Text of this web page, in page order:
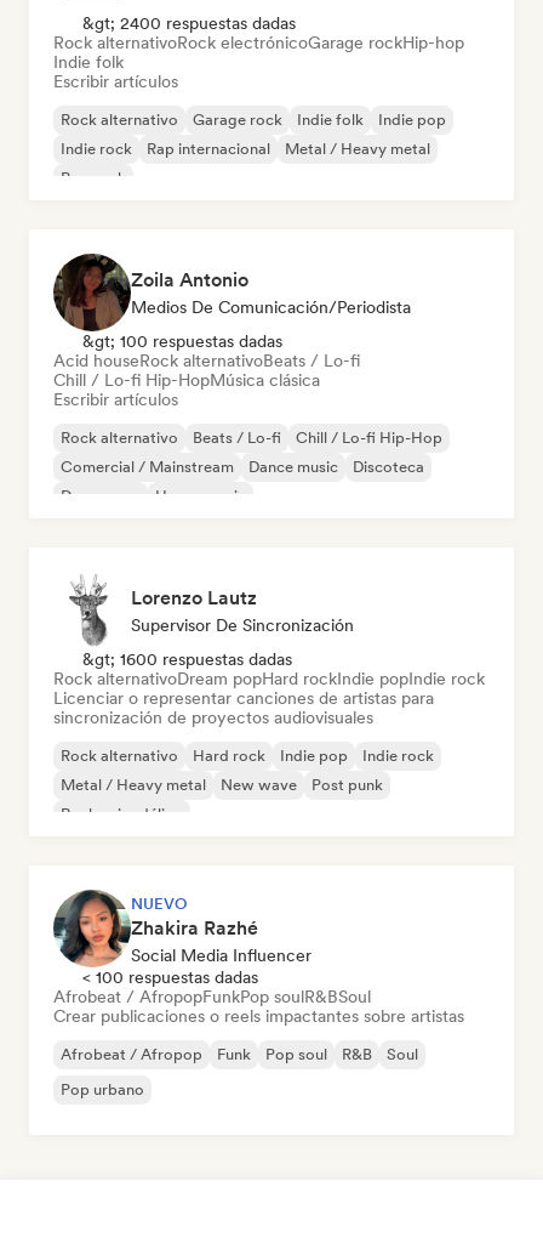
&gt; 2400 respuestas dadas
Rock alternativoRock electrónicoGarage rockHip-hop
Indie folk
Escribir artículos
Rock alternativo Garage rock Indie folk
Indie pop
Indie rock
Rap internacional
Metal / Heavy metal
Pop rock
Zoila Antonio
Medios De Comunicación/Periodista
&gt; 100 respuestas dadas
Acid houseRock alternativoBeats / Lo-fi
Chill / Lo-fi Hip-HopMúsica clásica
Escribir artículos
Rock alternativo Beats / Lo-fi
Chill / Lo-fi Hip-Hop
Comercial / Mainstream
Dance music
Discoteca
Dream pop
House music
Lorenzo Lautz
Supervisor De Sincronización
&gt; 1600 respuestas dadas
Rock alternativoDream popHard rockIndie popIndie rock
Licenciar o representar canciones de artistas para
sincronización de proyectos audiovisuales
Rock alternativo Hard rock Indie pop
Indie rock
Metal / Heavy metal
New wave
Post punk
Rock psicodélico
NUEVO
Zhakira Razhé
Social Media Influencer
< 100 respuestas dadas
Afrobeat / AfropopFunkPop soulR&BSoul
Crear publicaciones o reels impactantes sobre artistas
Afrobeat / Afropop Funk Pop soul R&B
Soul
Pop urbano